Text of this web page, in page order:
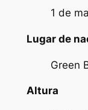
1 de
Lugar de
Green
Altura